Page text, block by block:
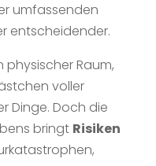
umfassenden
entscheidender.
physischer Raum,
voller
Dinge. Doch die
bringt Risiken